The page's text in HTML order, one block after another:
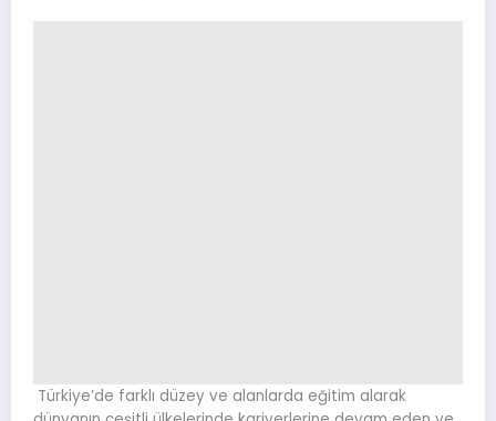
Türkiye’de farklı düzey ve alanlarda eğitim alarak